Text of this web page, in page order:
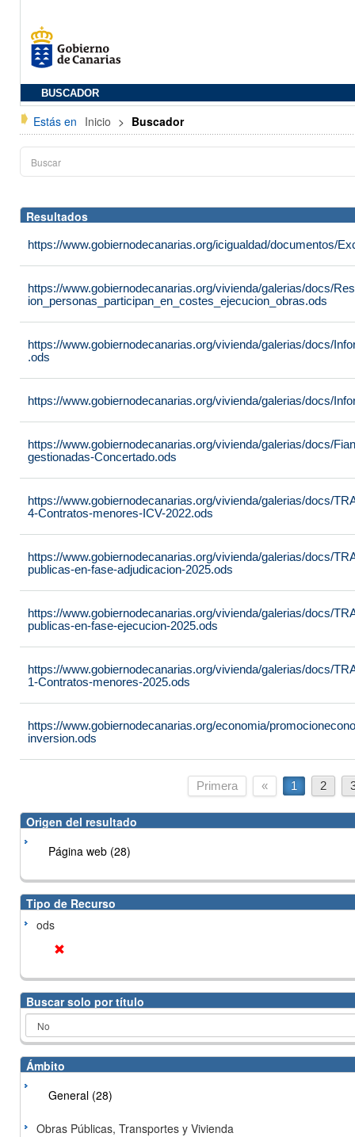
BUSCADOR
Estás en Inicio > Buscador
Resultados
https://www.gobiernodecanarias.org/icigualdad/documentos/
https://www.gobiernodecanarias.org/vivienda/galerias/docs/
ion_personas_participan_en_costes_ejecucion_obras.ods
https://www.gobiernodecanarias.org/vivienda/galerias/docs/
.ods
https://www.gobiernodecanarias.org/vivienda/galerias/docs/
https://www.gobiernodecanarias.org/vivienda/galerias/docs/
gestionadas-Concertado.ods
https://www.gobiernodecanarias.org/vivienda/galerias/docs/
4-Contratos-menores-ICV-2022.ods
https://www.gobiernodecanarias.org/vivienda/galerias/docs/
publicas-en-fase-adjudicacion-2025.ods
https://www.gobiernodecanarias.org/vivienda/galerias/docs/
publicas-en-fase-ejecucion-2025.ods
https://www.gobiernodecanarias.org/vivienda/galerias/docs/
1-Contratos-menores-2025.ods
https://www.gobiernodecanarias.org/economia/
inversion.ods
Primera « 1 2
Origen del resultado
Página web (28)
Tipo de Recurso
ods
Buscar solo por título
Ámbito
General (28)
Obras Públicas, Transportes y Vivienda